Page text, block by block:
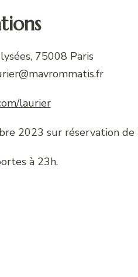
75008 Paris
laurier
2023 sur réservation de
à 23h.